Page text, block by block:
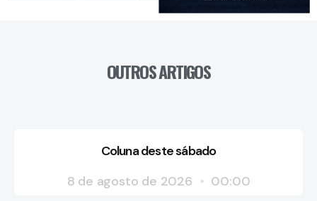
OUTROS ARTIGOS
Coluna deste sábado
8 de agosto de 2026
00:00